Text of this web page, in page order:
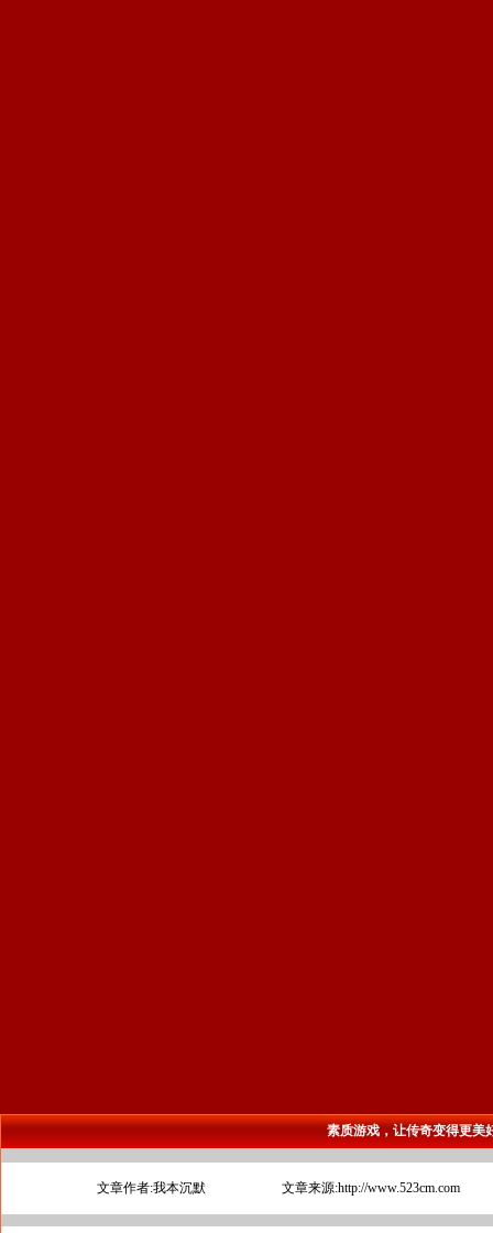
素质游戏，让传奇变得更美
文章作者:我本沉默 文章来源:http://www.523cm.com